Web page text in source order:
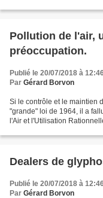
Pollution de l'air,
préoccupation.
Publié le 20/07/2018 à
Par Gérard Borvon
Si le contrôle et le maintien
"grande" loi de 1964, il a
l'Air et l'Utilisation
Dealers de
Publié le 20/07/2018 à
Par Gérard Borvon